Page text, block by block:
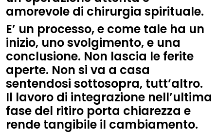
amorevole di chirurgia spirituale.
E’ un processo, e come tale ha un
inizio, uno svolgimento, e una
conclusione. Non lascia le ferite
aperte. Non si va a casa
sentendosi sottosopra, tutt’altro.
Il lavoro di integrazione nell’ultima
fase del ritiro porta chiarezza e
rende tangibile il cambiamento.